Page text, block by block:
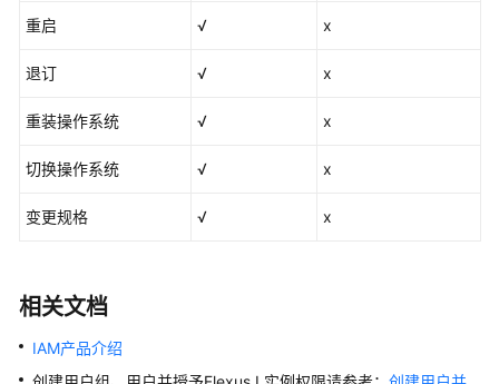
用
户
指
南
最
实
参
重启 √ x
退订 √ x
重装操作系统 √ x
切换操作系统 √ x
变更规格 √ x
相关文档
IAM产品介绍